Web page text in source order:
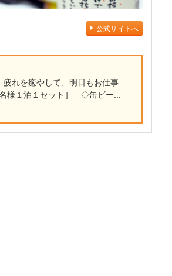
公式サイトへ
れを癒やして、明日もお仕事
様１泊１セット］ ◇缶ビー...